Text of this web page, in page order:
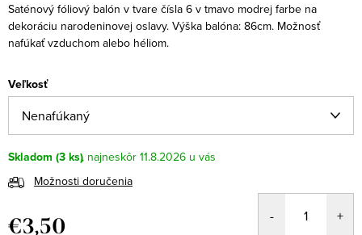
Saténový fóliový balón v tvare čísla 6 v tmavo modrej farbe na
dekoráciu narodeninovej oslavy. Výška balóna: 86cm. Možnosť
nafúkať vzduchom alebo héliom.
Veľkosť
Skladom (3 ks)
11.8.2026
Možnosti doručenia
€3,50